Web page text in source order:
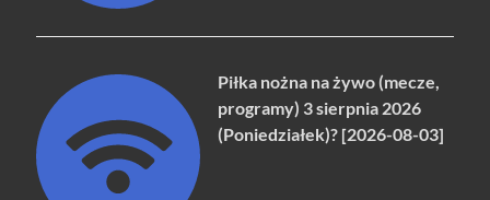
Piłka nożna na żywo (mecze,
programy) 3 sierpnia 2026
(Poniedziałek)? [2026-08-03]